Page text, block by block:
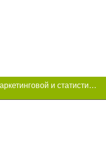
Этот сайт использует «cookies». Также сайт использует интернет-сервис для сбора технических данных касательно посетителей с целью получения маркетинговой и статистической информации. Условия обработки данных посетителей сайта см.